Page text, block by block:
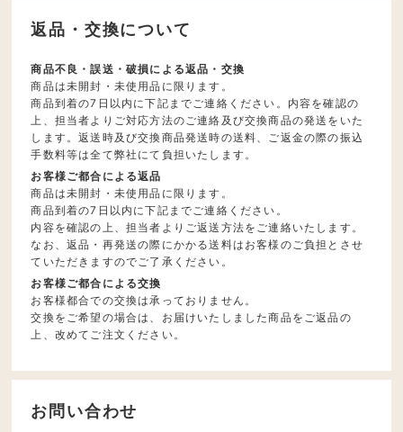
返品・交換について
商品不良・誤送・破損による返品・交換
商品は未開封・未使用品に限ります。
商品到着の7日以内に下記までご連絡ください。内容を確認の
上、担当者よりご対応方法のご連絡及び交換商品の発送をいた
します。返送時及び交換商品発送時の送料、ご返金の際の振込
手数料等は全て弊社にて負担いたします。
お客様ご都合による返品
商品は未開封・未使用品に限ります。
商品到着の7日以内に下記までご連絡ください。
内容を確認の上、担当者よりご返送方法をご連絡いたします。
なお、返品・再発送の際にかかる送料はお客様のご負担とさせ
ていただきますのでご了承ください。
お客様ご都合による交換
お客様都合での交換は承っておりません。
交換をご希望の場合は、お届けいたしました商品をご返品の
上、改めてご注文ください。
お問い合わせ